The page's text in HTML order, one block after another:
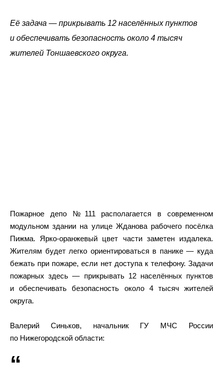
Её задача — прикрывать 12 населённых пунктов
и обеспечивать безопасность около 4 тысяч
жителей Тоншаевского округа.
Пожарное депо №111 располагается в современном
модульном здании на улице Жданова рабочего посёлка
Пижма. Ярко-оранжевый цвет части заметен издалека.
Жителям будет легко ориентироваться в панике — куда
бежать при пожаре, если нет доступа к телефону. Задачи
пожарных здесь — прикрывать 12 населённых пунктов
и обеспечивать безопасность около 4 тысяч жителей
округа.
Валерий Синьков, начальник ГУ МЧС России
по Нижегородской области: